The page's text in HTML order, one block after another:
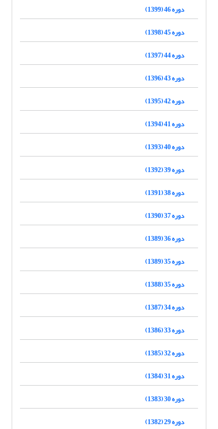
دوره 46 (1399)
دوره 45 (1398)
دوره 44 (1397)
دوره 43 (1396)
دوره 42 (1395)
دوره 41 (1394)
دوره 40 (1393)
دوره 39 (1392)
دوره 38 (1391)
دوره 37 (1390)
دوره 36 (1389)
دوره 35 (1389)
دوره 35 (1388)
دوره 34 (1387)
دوره 33 (1386)
دوره 32 (1385)
دوره 31 (1384)
دوره 30 (1383)
دوره 29 (1382)